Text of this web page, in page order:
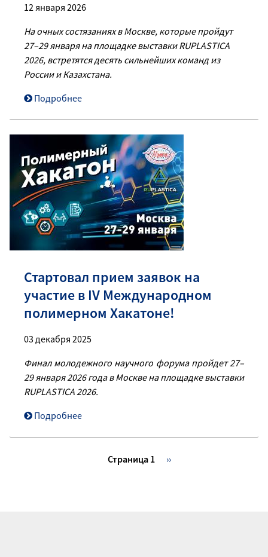
12 января 2026
На очных состязаниях в Москве, которые пройдут
27–29 января на площадке выставки RUPLASTICA
2026, встретятся десять сильнейших команд из
России и Казахстана.
Подробнее
Стартовал прием заявок на
участие в IV Международном
полимерном Хакатоне!
03 декабря 2025
Финал молодежного научного форума пройдет 27–
29 января 2026 года в Москве на площадке выставки
RUPLASTICA 2026.
Подробнее
Страница 1
Следующая
››